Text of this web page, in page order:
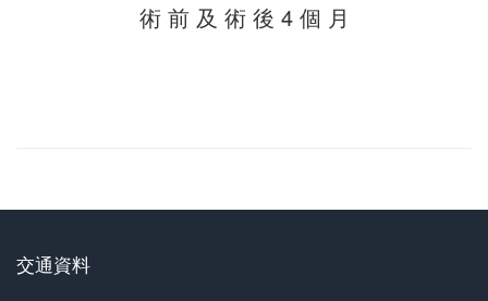
術 前 及 術 後 4 個 月
交通資料